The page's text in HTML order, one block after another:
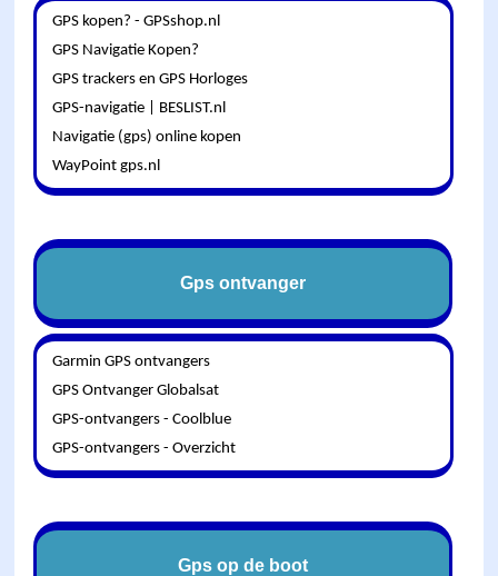
GPS kopen? - GPSshop.nl
GPS Navigatie Kopen?
GPS trackers en GPS Horloges
GPS-navigatie | BESLIST.nl
Navigatie (gps) online kopen
WayPoint gps.nl
Gps ontvanger
Garmin GPS ontvangers
GPS Ontvanger Globalsat
GPS-ontvangers - Coolblue
GPS-ontvangers - Overzicht
Gps op de boot